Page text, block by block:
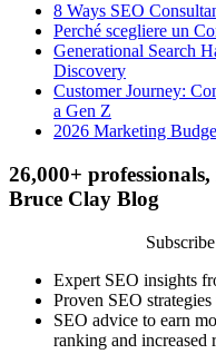
8 Ways SEO
Perché scegliere un
Generational Search
Discovery
Customer Journey:
a Gen Z
2026 Marketing
26,000+
Bruce Clay Blog
Expert SEO insights
Proven SEO
SEO advice to earn
ranking and increased